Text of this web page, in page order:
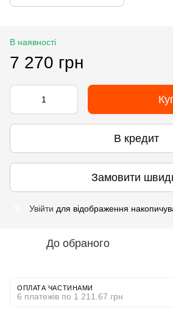
В наявності
7 270 грн
В кредит
Замовити
Увійти для відображення
До обраного
ОПЛАТА ЧАСТИНАМИ
6 платежів по 1 211.67 грн